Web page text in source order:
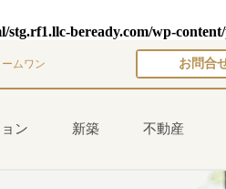
stg.rf1.llc-beready.com/wp-
ムワン お問合
ン 新築 不動産